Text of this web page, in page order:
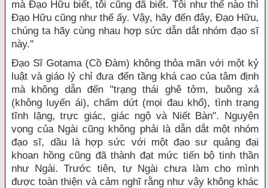
mà Đạo Hữu biết, tôi cũng đã biết. Tôi như thế nào thì
Đạo Hữu cũng như thế ấy. Vậy, hãy đến đây, Đạo Hữu,
chúng ta hãy cùng nhau hợp sức dẫn dắt nhóm đạo sĩ
này."
Đạo Sĩ Gotama (Cồ Đàm) không thỏa mãn với một kỷ
luật và giáo lý chỉ đưa đến tầng khá cao của tâm định
mà không dẫn đến "trạng thái ghê tởm, buông xả
(không luyến ái), chấm dứt (mọi đau khổ), tình trạng
tĩnh lặng, trực giác, giác ngộ và Niết Bàn". Nguyện
vọng của Ngài cũng không phải là dẫn dắt một nhóm
đạo sĩ, dầu là hợp sức với một đạo sư quảng đại
khoan hồng cũng đã thành đạt mức tiến bộ tinh thần
như Ngài. Trước tiên, tự Ngài chưa làm cho mình
được toàn thiện và cảm nghĩ rằng như vậy không khác